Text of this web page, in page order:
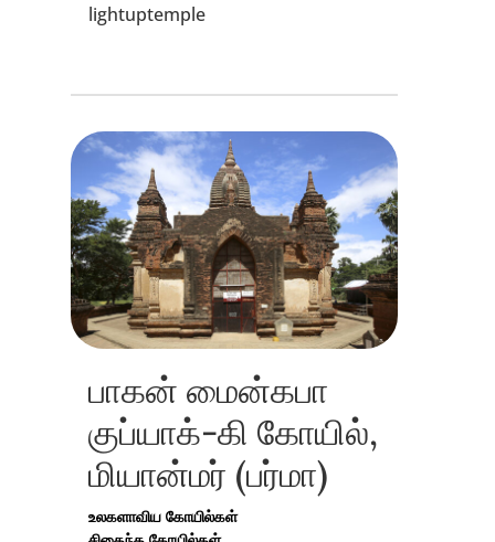
lightuptemple
பாகன் மைன்கபா
குப்யாக்-கி கோயில்,
மியான்மர் (பர்மா)
உலகளாவிய கோயில்கள்